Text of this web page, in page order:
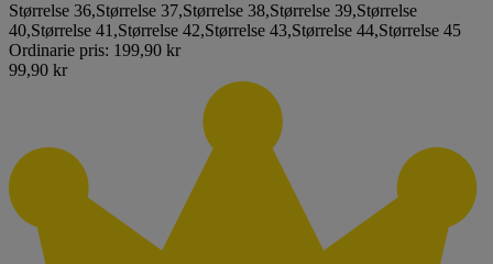
Størrelse 36,Størrelse 37,Størrelse 38,Størrelse 39,Størrelse
40,Størrelse 41 ,Størrelse 42,Størrelse 43,Størrelse 44,Størrelse 45
Ordinarie pris: 199,90 kr
99,90 kr